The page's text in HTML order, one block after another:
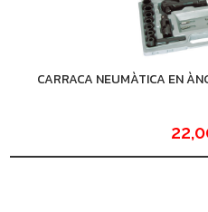
CARRACA NEUMÀTICA EN